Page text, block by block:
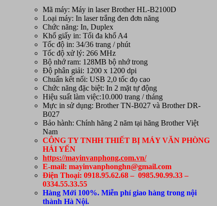
Mã máy: Máy in laser Brother HL-B2100D
Loại máy: In laser trắng đen đơn năng
Chức năng: In, Duplex
Khổ giấy in: Tối đa khổ A4
Tốc độ in: 34/36 trang / phút
Tốc độ xử lý: 266 MHz
Bộ nhớ ram: 128MB bộ nhớ trong
Độ phân giải: 1200 x 1200 dpi
Chuẩn kết nối: USB 2,0 tốc đọ cao
Chức năng đặc biệt: In 2 mặt tự động
Hiệu suất làm việc:10.000 trang / tháng
Mực in sử dụng: Brother TN-B027 và Brother DR-
B027
Bảo hành: Chính hãng 2 năm tại hãng Brother Việt
Nam
CÔNG TY TNHH THIẾT BỊ MÁY VĂN PHÒNG
HẢI YẾN
https://mayinvanphong.com.vn/
E-mail: mayinvanphonghn@gmail.com
Điện Thoại: 0918.95.62.68 – 0985.90.99.33 –
0334.55.33.55
Hàng Mới 100%. Miễn phí giao hàng trong nội
thành Hà Nội.